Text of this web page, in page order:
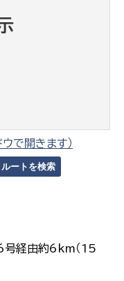
で開きます）
号経由約6km（15